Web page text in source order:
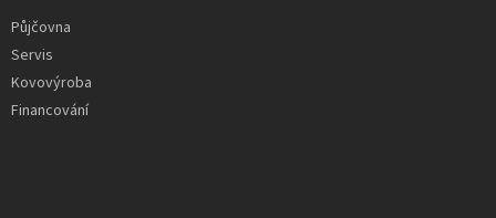
Půjčovna
Servis
Kovovýroba
Financování